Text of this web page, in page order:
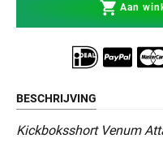
Aan
BESCHRIJVING
Kickboksshort Venum